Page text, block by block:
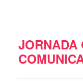
JORNADA